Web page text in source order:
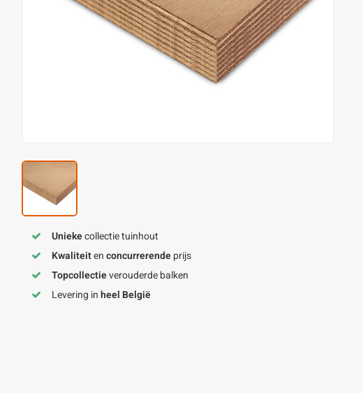
Uniekecollectie tuinhout
Kwaliteitenconcurrerendeprijs
Topcollectieverouderde balken
Levering inheel België